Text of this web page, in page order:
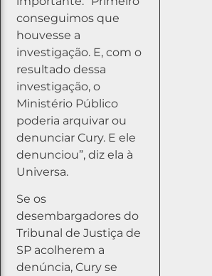
conseguimos que
houvesse a
investigação. E, com o
resultado dessa
investigação, o
Ministério Público
poderia arquivar ou
denunciar Cury. E ele
denunciou”, diz ela à
Universa.
Se os
desembargadores do
Tribunal de Justiça de
SP acolherem a
denúncia, Cury se